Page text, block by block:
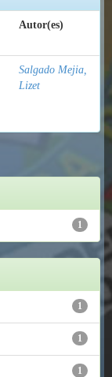
Autor(es)
Salgado Mejia,
Lizet
1
1
1
1